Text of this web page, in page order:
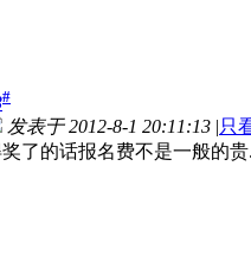
#
发表于 2012-8-1 20:11:13 |只
了的话报名费不是一般的贵